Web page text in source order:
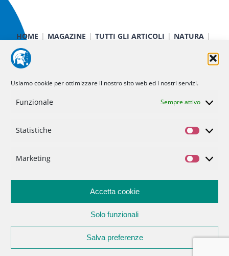
Usiamo cookie per ottimizzare il nostro sito web ed i nostri servizi.
Funzionale Sempre attivo
Statistiche
Marketing
Accetta cookie
Solo funzionali
Salva preferenze
HOME MAGAZINE TUTTI GLI ARTICOLI
NATURA
CIBO E SALUTE
NOI DI MINERVA
STATUTO SOSTIENICI CONTATTI